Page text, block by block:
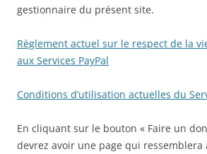
gestionnaire du présent site.
Règlement actuel sur le respect de la
aux Services PayPal
Conditions d’utilisation actuelles du
En cliquant sur le bouton « Faire un
devrez avoir une page qui ressemblera